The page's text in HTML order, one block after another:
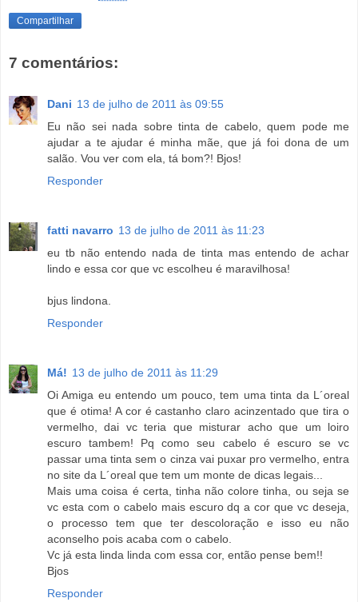
Compartilhar
7 comentários:
Dani 13 de julho de 2011 às 09:55
Eu não sei nada sobre tinta de cabelo, quem pode me
ajudar a te ajudar é minha mãe, que já foi dona de um
salão. Vou ver com ela, tá bom?! Bjos!
Responder
fatti navarro 13 de julho de 2011 às 11:23
eu tb não entendo nada de tinta mas entendo de achar
lindo e essa cor que vc escolheu é maravilhosa!
bjus lindona.
Responder
Má! 13 de julho de 2011 às 11:29
Oi Amiga eu entendo um pouco, tem uma tinta da L´oreal
que é otima! A cor é castanho claro acinzentado que tira o
vermelho, dai vc teria que misturar acho que um loiro
escuro tambem! Pq como seu cabelo é escuro se vc
passar uma tinta sem o cinza vai puxar pro vermelho, entra
no site da L´oreal que tem um monte de dicas legais...
Mais uma coisa é certa, tinha não colore tinha, ou seja se
vc esta com o cabelo mais escuro dq a cor que vc deseja,
o processo tem que ter descoloração e isso eu não
aconselho pois acaba com o cabelo.
Vc já esta linda linda com essa cor, então pense bem!!
Bjos
Responder